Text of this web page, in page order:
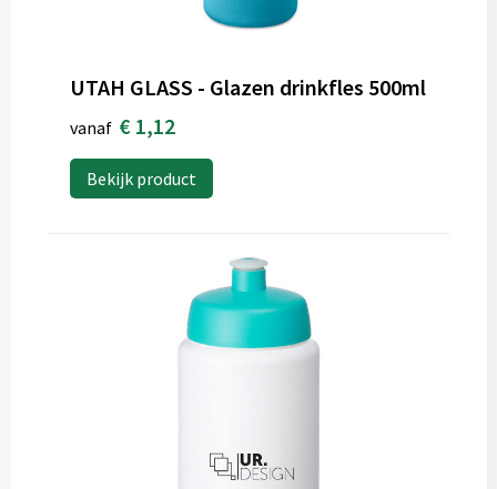
UTAH GLASS - Glazen drinkfles 500ml
vanaf € 1,12
Bekijk product